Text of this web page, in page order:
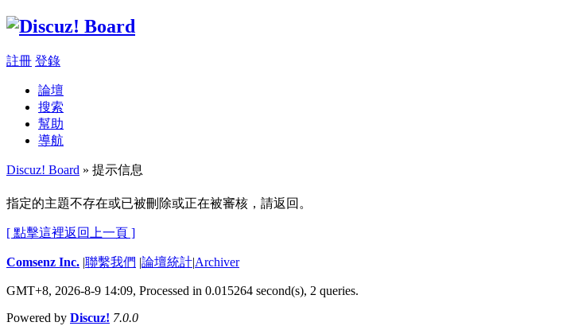
註冊 登錄
論壇
搜索
幫助
導航
Discuz! Board » 提示信息
指定的主題不存在或已被刪除或正在被審核，請返回。
[ 點擊這裡返回上一頁 ]
Comsenz Inc. |聯繫我們 |論壇統計|Archiver
GMT+8, 2026-8-9 14:09, Processed in 0.015264 second(s), 2 queries.
Powered by Discuz! 7.0.0